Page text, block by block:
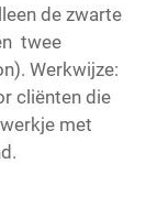
de zwarte
twee
Werkwijze:
cliënten die
met